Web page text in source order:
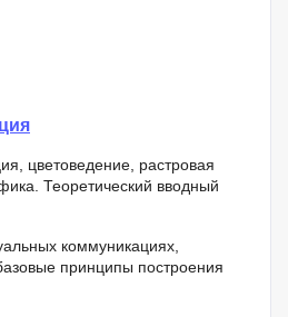
цветоведение, растровая
Теоретический вводный
коммуникациях,
принципы построения